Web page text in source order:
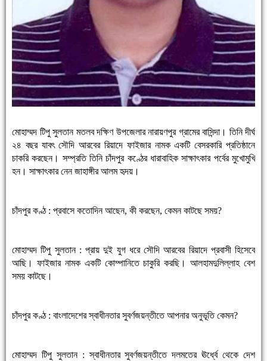
মোহাম্মদ টিপু সুলতান মতলব দক্ষিণ উপজেলার নারায়ণপুর গ্রামের বাসিন্দা। তিনি দীর্ঘ
২৪ বছর যাবৎ সৌদি আরবের রিয়াদে ফাইজার নামক একটি বেসরকারি প্রতিষ্ঠানে
চাকরি করছেন। সম্প্রতি তিনি চাঁদপুর কণ্ঠের ধারাবাহিক সাক্ষাৎকার পর্বের মুখোমুখি
হন। সাক্ষাৎকার নেন জাহাঙ্গীর আলম হৃদয়।
চাঁদপুর কণ্ঠ : প্রবাসে কতোদিন আছেন, কী করছেন, কেমন কাটছে সময়?
মোহাম্মদ টিপু সুলতান : প্রায় দুই যুগ ধরে সৌদি আরবের রিয়াদে প্রবাসী হিসেবে
আছি। ফাইজার নামক একটি কোম্পানিতে চাকুরি করছি। আলহামদুলিল্লাহ বেশ
সময় কাটছে।
চাঁদপুর কণ্ঠ : বাংলাদেশের স্বাধীনতার সুবর্ণজয়ন্তীতে আপনার অনুভূতি কেমন?
মোহাম্মদ টিপু সুলতান : স্বাধীনতার সুবর্ণজয়ন্তীতে দলমতের ঊর্ধ্বে থেকে দেশ